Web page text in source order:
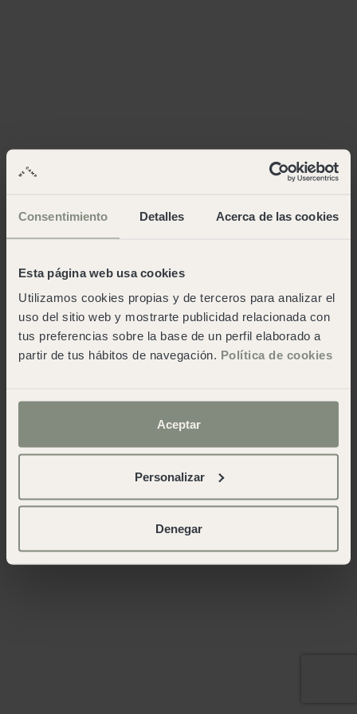
Consentimiento Detalles Acerca de las cookies
Esta página web usa cookies
Utilizamos cookies propias y de terceros para analizar el
uso del sitio web y mostrarte publicidad relacionada con
tus preferencias sobre la base de un perfil elaborado a
partir de tus hábitos de navegación. Política de cookies
Aceptar
Personalizar
Denegar